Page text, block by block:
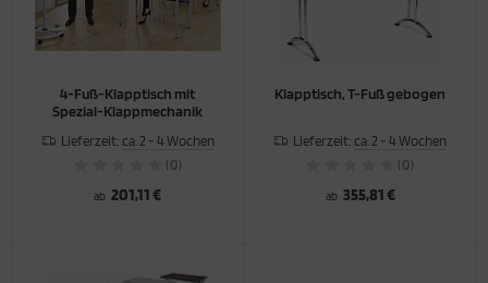
4-Fuß-Klapptisch mit
Spezial-Klappmechanik
Lieferzeit: ca. 2 - 4 Wochen
(0)
ab 201,11 €
Klapptisch, T-Fuß gebogen
Lieferzeit: ca. 2 - 4 Wochen
(0)
ab 355,81 €
/ -REGALE